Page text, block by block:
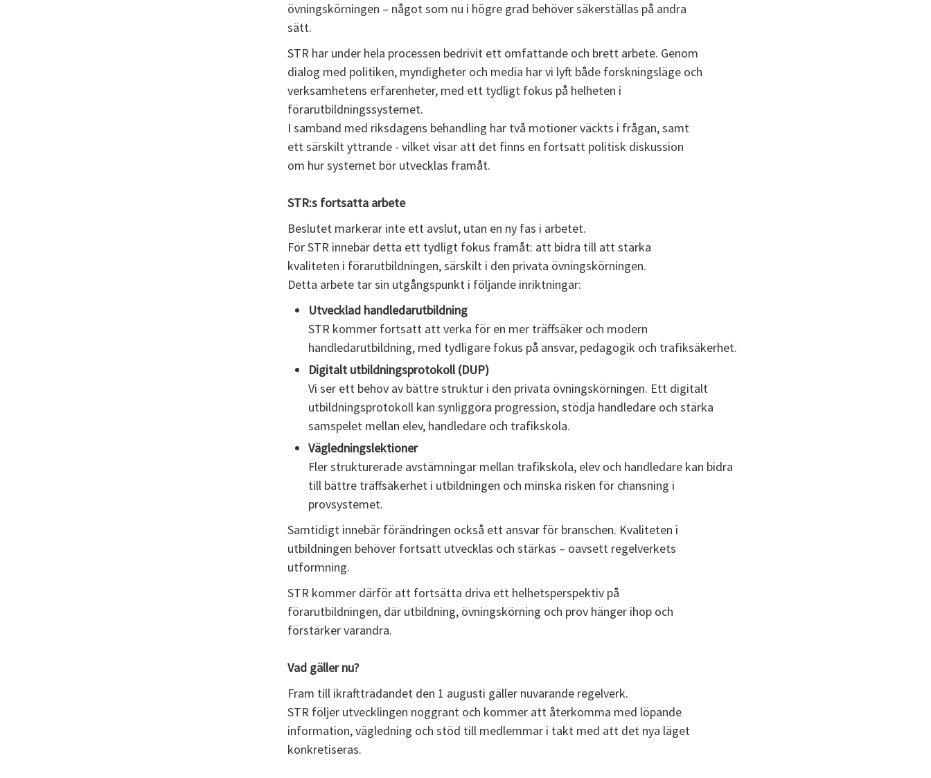
övningskörningen – något som nu i högre grad behöver säkerställas på andra
sätt.
STR har under hela processen bedrivit ett omfattande och brett arbete. Genom
dialog med politiken, myndigheter och media har vi lyft både forskningsläge och
verksamhetens erfarenheter, med ett tydligt fokus på helheten i
förarutbildningssystemet.
I samband med riksdagens behandling har två motioner väckts i frågan, samt
ett särskilt yttrande - vilket visar att det finns en fortsatt politisk diskussion
om hur systemet bör utvecklas framåt.
STR:s fortsatta arbete
Beslutet markerar inte ett avslut, utan en ny fas i arbetet.
För STR innebär detta ett tydligt fokus framåt: att bidra till att stärka
kvaliteten i förarutbildningen, särskilt i den privata övningskörningen.
Detta arbete tar sin utgångspunkt i följande inriktningar:
Utvecklad handledarutbildning
STR kommer fortsatt att verka för en mer träffsäker och modern
handledarutbildning, med tydligare fokus på ansvar, pedagogik och trafiksäkerhet.
Digitalt utbildningsprotokoll (DUP)
Vi ser ett behov av bättre struktur i den privata övningskörningen. Ett digitalt
utbildningsprotokoll kan synliggöra progression, stödja handledare och stärka
samspelet mellan elev, handledare och trafikskola.
Vägledningslektioner
Fler strukturerade avstämningar mellan trafikskola, elev och handledare kan bidra
till bättre träffsäkerhet i utbildningen och minska risken för chansning i
provsystemet.
Samtidigt innebär förändringen också ett ansvar för branschen. Kvaliteten i
utbildningen behöver fortsatt utvecklas och stärkas – oavsett regelverkets
utformning.
STR kommer därför att fortsätta driva ett helhetsperspektiv på
förarutbildningen, där utbildning, övningskörning och prov hänger ihop och
förstärker varandra.
Vad gäller nu?
Fram till ikraftträdandet den 1 augusti gäller nuvarande regelverk.
STR följer utvecklingen noggrant och kommer att återkomma med löpande
information, vägledning och stöd till medlemmar i takt med att det nya läget
konkretiseras.